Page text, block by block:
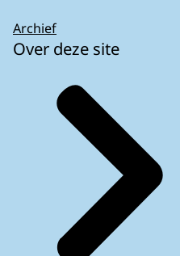
Archief
Over deze site